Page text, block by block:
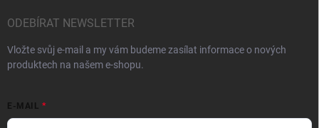
ODEBÍRAT NEWSLETTER
Vložte svůj e-mail a my vám budeme zasílat informace o nových
produktech na našem e-shopu.
E-MAIL